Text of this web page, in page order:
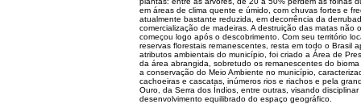
em áreas de clima quente e úmido, com chuvas fortes e
atualmente bastante reduzida, em decorrência da
comercialização de madeiras. A destruição das matas
começou logo após o descobrimento. Com seu território
reservas florestais remanescentes, resta em todo o
atributos ambientais do município, foi criado a Área de
da área abrangida, sobretudo os remanescentes do
a conservação do Meio Ambiente no município,
cachoeiras e cascatas, inúmeros rios e riachos e pela
Ouro, da Serra dos Índios, entre outras, visando
desenvolvimento equilibrado do espaço geográfico.